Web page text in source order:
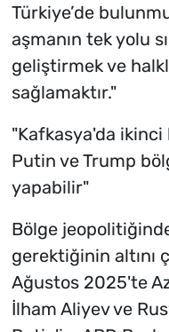
Türkiye’de
aşmanın tek yolu
geliştirmek ve
sağlamaktır."
"Kafkasya'da
Putin ve Trump
yapabilir"
Bölge
gerektiğinin altını
Ağustos 2025'te
İlham Aliyev ve